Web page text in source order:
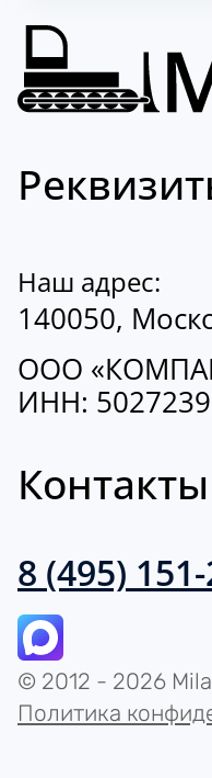
Наш адрес:
140050,
ООО
ИНН:
Контакты
8 (495)
© 2012 - 2026
Политика